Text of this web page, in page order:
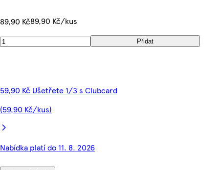
89,90 Kč89,90 Kč/kus
Přidat
59,90 Kč Ušetřete 1/3 s Clubcard
(59,90 Kč/kus)
Nabídka platí do 11. 8. 2026